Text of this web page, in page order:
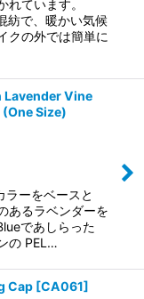
ています。
紡で、暖かい気候
クの外では簡単に
Lavender Vine
(One Size)
ーをベースと
あるラベンダーを
であしらった
の PEL…
Cap [CA061]